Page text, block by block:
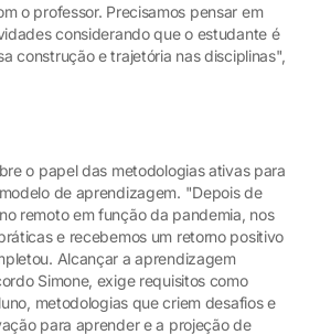
o professor. Precisamos pensar em
considerando que o estudante é
construção e trajetória nas disciplinas",
o papel das metodologias ativas para
de aprendizagem. "Depois de
remoto em função da pandemia, nos
e recebemos um retorno positivo
Alcançar a aprendizagem
Simone, exige requisitos como
metodologias que criem desafios e
para aprender e a projeção de